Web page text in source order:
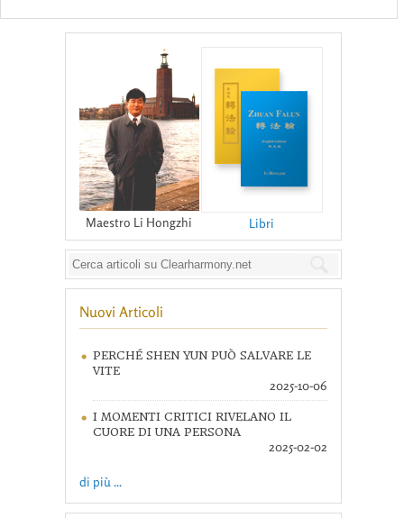
Maestro Li Hongzhi Libri
Nuovi Articoli
PERCHÉ SHEN YUN PUÒ SALVARE LE
VITE
2025-10-06
I MOMENTI CRITICI RIVELANO IL
CUORE DI UNA PERSONA
2025-02-02
di più ...